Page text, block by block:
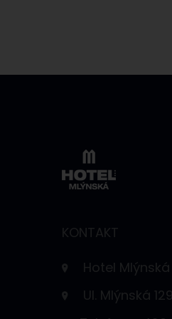
KONTAKT
Hotel Mlýnská
Ul. Mlýnská